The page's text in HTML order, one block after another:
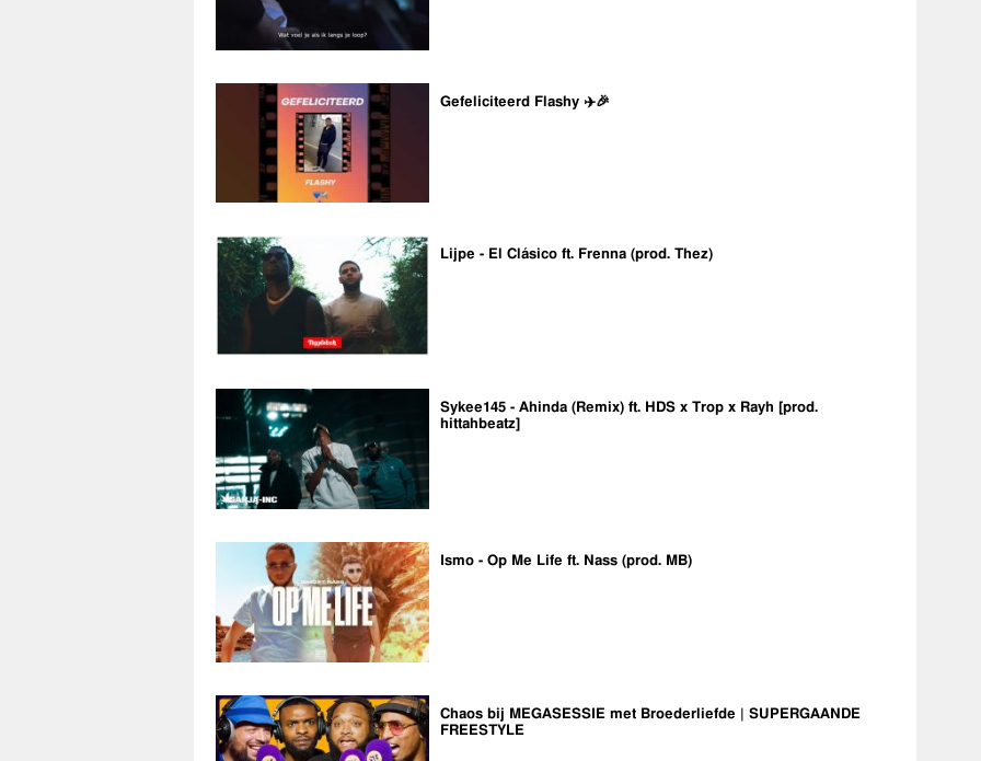
Gefeliciteerd Flashy ✈️🎉
Lijpe - El Clásico ft. Frenna (prod. Thez)
Sykee145 - Ahinda (Remix) ft. HDS x Trop x Rayh [prod.
hittahbeatz]
Ismo - Op Me Life ft. Nass (prod. MB)
Chaos bij MEGASESSIE met Broederliefde | SUPERGAANDE
FREESTYLE